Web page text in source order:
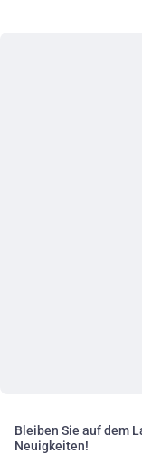
Bleiben Sie auf dem
Neuigkeiten!